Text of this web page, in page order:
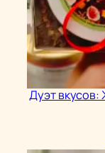
Дуэт вкусов: